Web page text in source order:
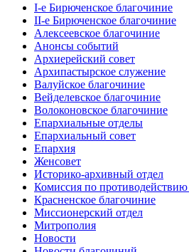
I-е Бирюченское благочиние
II-е Бирюченское благочиние
Алексеевское благочиние
Анонсы событий
Архиерейский совет
Архипастырское служение
Валуйское благочиние
Вейделевское благочиние
Волоконовское благочиние
Епархиальные отделы
Епархиальный совет
Епархия
Женсовет
Историко-архивный отдел
Комиссия по противодействию
Красненское благочиние
Миссионерский отдел
Митрополия
Новости